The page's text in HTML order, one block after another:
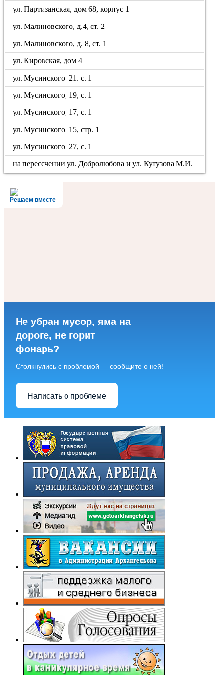
ул. Партизанская, дом 68, корпус 1
ул. Малиновского, д.4, ст. 2
ул. Малиновского, д. 8, ст. 1
ул. Кировская, дом 4
ул. Мусинского, 21, с. 1
ул. Мусинского, 19, с. 1
ул. Мусинского, 17, с. 1
ул. Мусинского, 15, стр. 1
ул. Мусинского, 27, с. 1
на пересечении ул. Добролюбова и ул. Кутузова М.И.
Решаем вместе
Не убран мусор, яма на
дороге, не горит
фонарь?
Столкнулись с проблемой — сообщите о ней!
Написать о проблеме